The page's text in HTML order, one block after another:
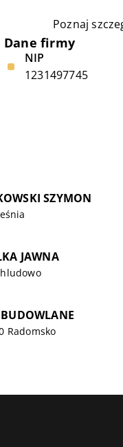
Poznaj
Dane firmy
NIP
1231497745
SZYMON
JAWNA
Radomsko